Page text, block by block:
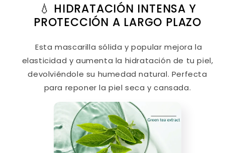
💧 HIDRATACIÓN INTENSA Y
PROTECCIÓN A LARGO PLAZO
Esta mascarilla sólida y popular mejora la
elasticidad y aumenta la hidratación de tu piel,
devolviéndole su humedad natural. Perfecta
para reponer la piel seca y cansada.